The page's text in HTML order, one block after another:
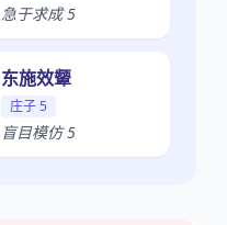
急于求成 5
东施效颦
庄子 5
盲目模仿 5